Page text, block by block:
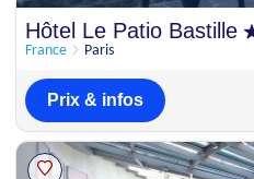
Hôtel Le Patio Bastille
France Paris
Prix & infos